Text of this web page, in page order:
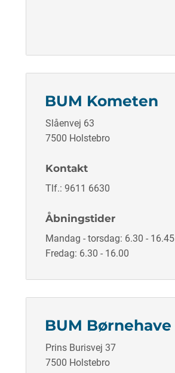
BUM Kometen
Slåenvej 63
7500 Holstebro
Kontakt
Tlf.: 9611 6630
Åbningstider
Mandag - torsdag: 6.30 - 16.45
Fredag: 6.30 - 16.00
BUM Børnehave
Prins Burisvej 37
7500 Holstebro